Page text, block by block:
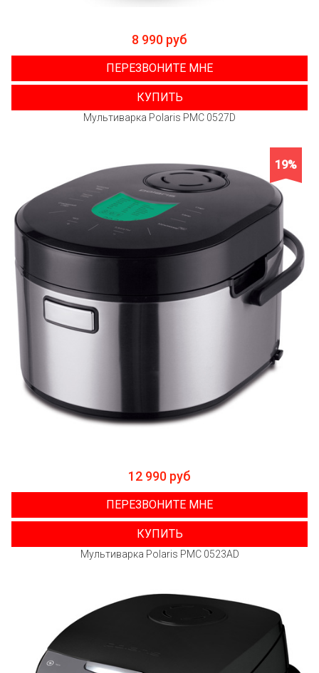
8 990 руб
ПЕРЕЗВОНИТЕ МНЕ
КУПИТЬ
Мультиварка Polaris PMC 0527D
19%
12 990 руб
ПЕРЕЗВОНИТЕ МНЕ
КУПИТЬ
Мультиварка Polaris PMC 0523AD